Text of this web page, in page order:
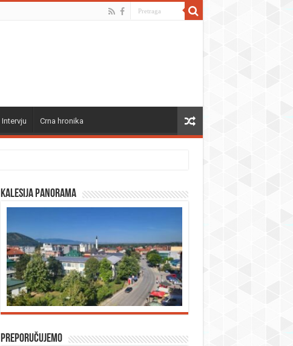
Intervju Crna hronika
Kalesija panorama
Preporučujemo